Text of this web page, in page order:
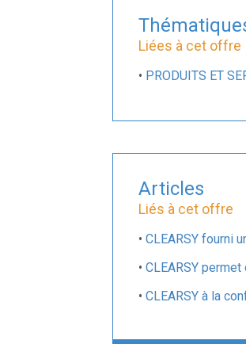
Liées à cet offre
• PRODUITS ET
Articles
Liés à cet offre
• CLEARSY fourni
• CLEARSY
• CLEARSY à la